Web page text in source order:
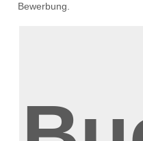
Bewerbung.